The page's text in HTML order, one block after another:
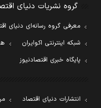
گروه نشریات دنیای
معرفی گروه رسانه‌ای دنیای
شبکه اینترنتی اکوایران
پایگاه خبری اقتصادنیوز
انتشارات دنیای اقتصاد